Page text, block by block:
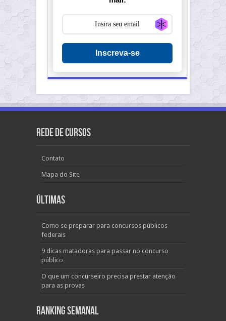
Inscreva-se
Rede de Cursos
Contato
Mapa do Site
Últimas
Como se preparar para concursos públicos
federais
9 dicas matadoras para passar no concurso
público
O que um concurseiro precisa prestar atenção
para as provas
Ranking Semanal